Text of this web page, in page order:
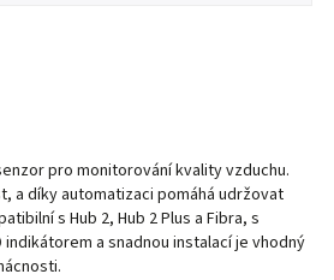
pro monitorování kvality vzduchu.
a díky automatizaci pomáhá udržovat
s Hub 2, Hub 2 Plus a Fibra, s
indikátorem a snadnou instalací je vhodný